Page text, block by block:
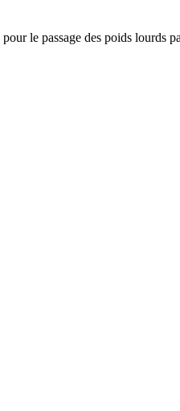
le passage des poids lourds